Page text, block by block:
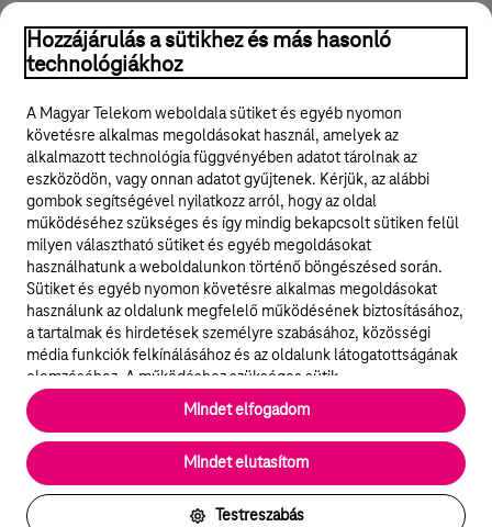
© 2026 Magyar Telekom Nyrt.
Karrier
Adatvédelem
Süti beállítások
Magyar Telekom
English
Hozzájárulás a sütikhez és más hasonló
technológiákhoz
A Magyar Telekom weboldala sütiket és egyéb nyomon
követésre alkalmas megoldásokat használ, amelyek az
alkalmazott technológia függvényében adatot tárolnak az
eszközödön, vagy onnan adatot gyűjtenek. Kérjük, az alábbi
gombok segítségével nyilatkozz arról, hogy az oldal
működéséhez szükséges és így mindig bekapcsolt sütiken felül
milyen választható sütiket és egyéb megoldásokat
használhatunk a weboldalunkon történő böngészésed során.
Sütiket és egyéb nyomon követésre alkalmas megoldásokat
használunk az oldalunk megfelelő működésének biztosításához,
a tartalmak és hirdetések személyre szabásához, közösségi
média funkciók felkínálásához és az oldalunk látogatottságának
elemzéséhez. A működéshez szükséges sütik
elengedhetetlenek a weboldal működéséhez és nem lehet
kikapcsolni őket a weboldal látogatása során rendszerünkből. A
statisztikai, vagy marketing célú sütik segítségével bizonyos
esetekben az oldalhasználattal kapcsolatos információkat is
megosztjuk hirdetési és elemzési szolgáltatásokat nyújtó
partnereinkkel.
Testreszabás
Mindet elutasítom
Mindet elfogadom